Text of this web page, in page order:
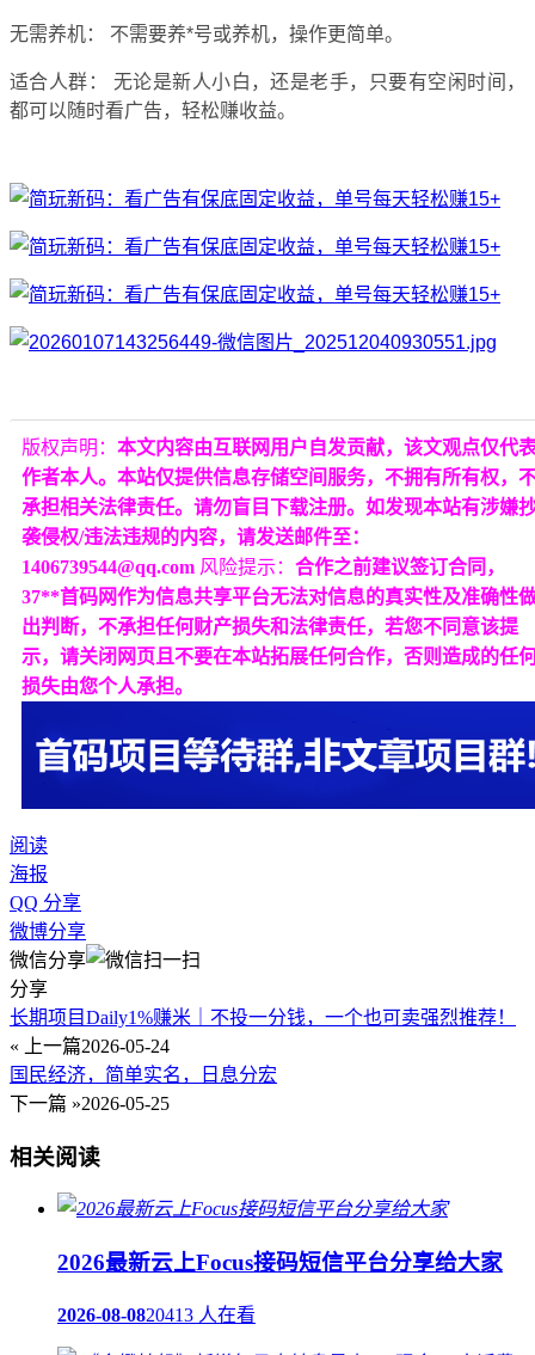
无需养机： 不需要养*号或养机， 操作更简单。
适合人群： 无论是新人小白，还是老手，
只要有空闲时间，
都可以随时看广告， 轻松赚收益。
版权声明： 本文内容由互联网用户自发贡献，该文观点仅代
作者本人。本站仅提供信息存储空间服务，不拥有所有权，
承担相关法律责任。请勿盲目下载注册。如发现本站有涉嫌
袭侵权/违法违规的内容，请发送邮件至：
1406739544@qq.com 风险提示： 合作之前建议签订合同，
37**首码网作为信息共享平台无法对信息的真实性及准确性
出判断，不承担任何财产损失和法律责任，若您不同意该提
示，请关闭网页且不要在本站拓展任何合作，否则造成的任
损失由您个人承担。
阅读
海报
QQ 分享
微博分享
微信分享
分享
长期项目Daily1%赚米｜不投一分钱，一个也可卖强烈推荐！
« 上一篇2026-05-24
国民经济，简单实名，日息分宏
下一篇 »2026-05-25
相关阅读
2026最新云上Focus接码短信平台分享给大家
2026-08-0820413 人在看